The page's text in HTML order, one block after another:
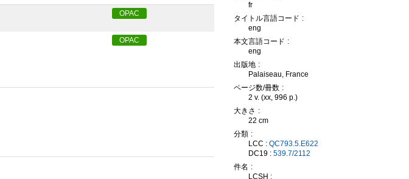
OPAC
OPAC
fr
タイトル言語コード
eng
本文言語コード
eng
出版地
Palaiseau, France
ページ数/冊数
2 v. (xx, 996 p.)
大きさ
22 cm
分類
LCC : QC793.5.E622
DC19 : 539.7/2112
件名
LCSH :